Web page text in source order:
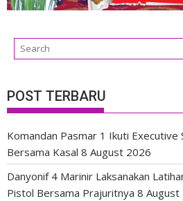
POST TERBARU
Komandan Pasmar 1 Ikuti Executive
Bersama Kasal 8 August 2026
Danyonif 4 Marinir Laksanakan
Pistol Bersama Prajuritnya 8 August